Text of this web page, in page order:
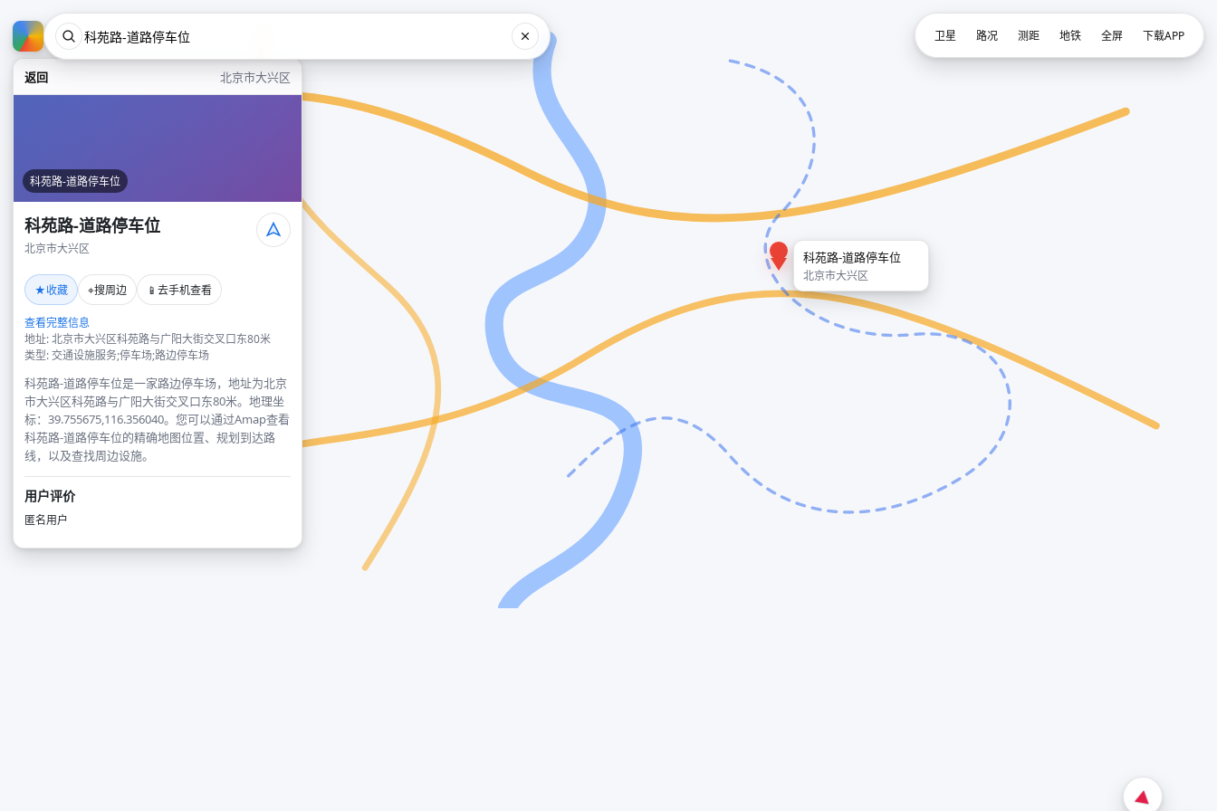
返回 北京市大兴区
科苑路-道路停车位
科苑路-道路停车位
北京市大兴区
★收藏 ⌖搜周边 📱 去手机查看
查看完整信息
地址: 北京市大兴区科苑路与广阳大街交叉口东80米
类型: 交通设施服务;停车场;路边停车场
科苑路-道路停车位是一家路边停车场，地址为北京
市大兴区科苑路与广阳大街交叉口东80米。地理坐
标：39.755675,116.356040。您可以通过Amap查看
科苑路-道路停车位的精确地图位置、规划到达路
线，以及查找周边设施。
用户评价
匿名用户
科苑路-道路停车位
北京市大兴区
卫星 路况 测距 地铁 全屏 下载APP